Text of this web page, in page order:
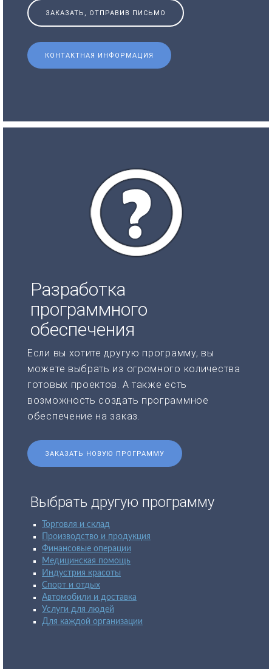
ЗАКАЗАТЬ, ОТПРАВИВ ПИСЬМО
КОНТАКТНАЯ ИНФОРМАЦИЯ
Разработка
программного
обеспечения
Если вы хотите другую программу, вы
можете выбрать из огромного количества
готовых проектов. А также есть
возможность создать программное
обеспечение на заказ.
ЗАКАЗАТЬ НОВУЮ ПРОГРАММУ
Выбрать другую программу
Торговля и склад
Производство и продукция
Финансовые операции
Медицинская помощь
Индустрия красоты
Спорт и отдых
Автомобили и доставка
Услуги для людей
Для каждой организации